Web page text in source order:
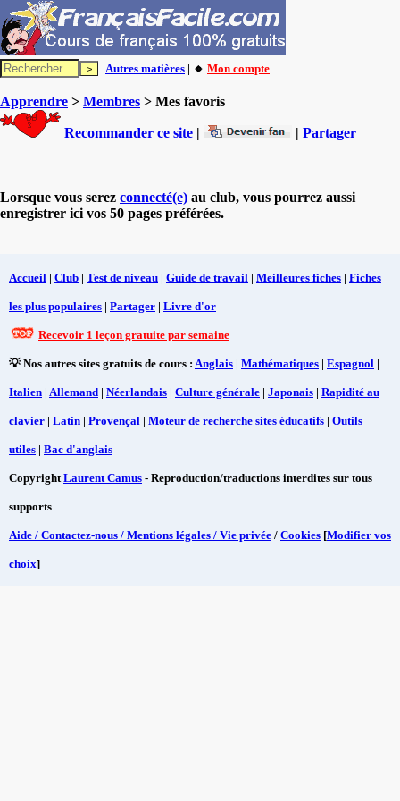
Autres matières | 🔸 Mon compte
Apprendre > Membres > Mes favoris
Recommander ce site | | Partager
Lorsque vous serez connecté(e) au club, vous pourrez aussi
enregistrer ici vos 50 pages préférées.
Accueil | Club | Test de niveau | Guide de travail | Meilleures fiches | Fiches
les plus populaires | Partager | Livre d'or
Recevoir 1 leçon gratuite par semaine
💡 Nos autres sites gratuits de cours : Anglais | Mathématiques | Espagnol |
Italien | Allemand | Néerlandais | Culture générale | Japonais | Rapidité au
clavier | Latin | Provençal | Moteur de recherche sites éducatifs | Outils
utiles | Bac d'anglais
CopyrightLaurent Camus - Reproduction/traductions interdites sur tous
supports
Aide / Contactez-nous / Mentions légales / Vie privée / Cookies [Modifier vos
choix]